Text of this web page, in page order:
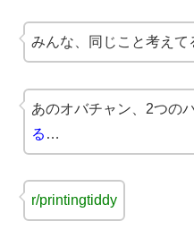
みんな、同じこと考えて
あのオバチャン、2つの
る …
r/printingtiddy